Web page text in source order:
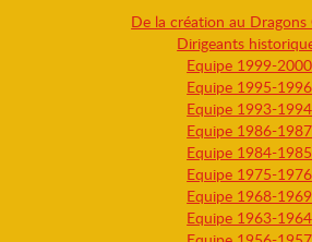
De la création au Dragons
Dirigeants
Equipe 1999-2000
Equipe 1995-1996
Equipe 1993-1994
Equipe 1986-1987
Equipe 1984-1985
Equipe 1975-1976
Equipe 1968-1969
Equipe 1963-1964